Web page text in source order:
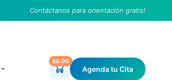
Contáctanos para orientación gratis!
$0.00
Agenda tu Cita